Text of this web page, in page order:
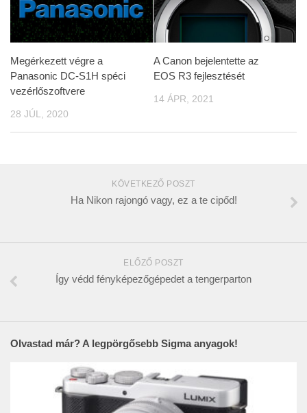
Megérkezett végre a
Panasonic DC-S1H spéci
vezérlőszoftvere
28 JÚL, 2020
A Canon bejelentette az
EOS R3 fejlesztését
14 ÁPR, 2021
KÖVETKEZŐ POSZT
Ha Nikon rajongó vagy, ez a te cipőd!
ELŐZŐ POSZT
Így védd fényképezőgépedet a tengerparton
Olvastad már? A legpörgősebb Sigma anyagok!